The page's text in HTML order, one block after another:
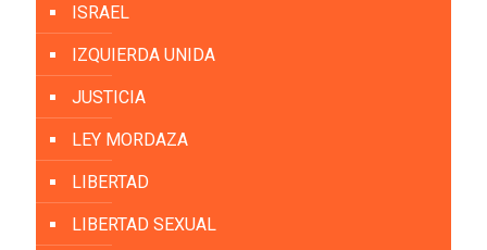
ISRAEL
IZQUIERDA UNIDA
JUSTICIA
LEY MORDAZA
LIBERTAD
LIBERTAD SEXUAL